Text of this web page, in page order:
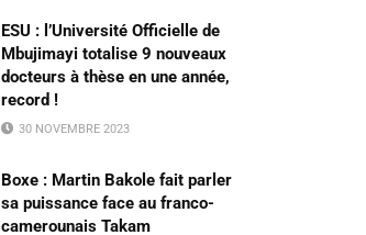
ESU : l’Université Officielle de
Mbujimayi totalise 9 nouveaux
docteurs à thèse en une année,
record !
30 NOVEMBRE 2023
Boxe : Martin Bakole fait parler
sa puissance face au franco-
camerounais Takam